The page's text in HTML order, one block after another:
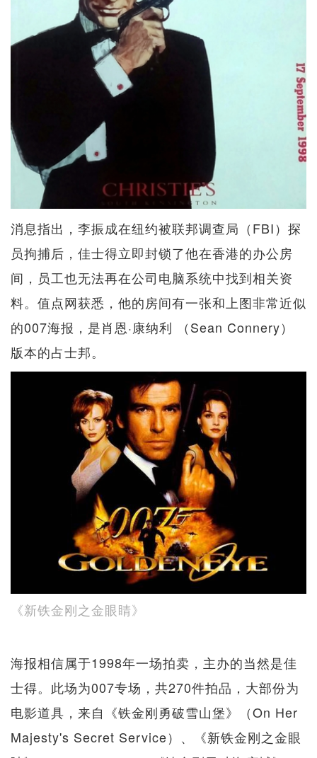
消息指出，李振成在纽约被联邦调查局（FBI）探
员拘捕后，佳士得立即封锁了他在香港的办公房
间，员工也无法再在公司电脑系统中找到相关资
料。值点网获悉，他的房间有一张和上图非常近似
的007海报，是肖恩·康纳利 （Sean Connery）
版本的占士邦。
《新铁金刚之金眼睛》
海报相信属于1998年一场拍卖，主办的当然是佳
士得。此场为007专场，共270件拍品，大部份为
电影道具，来自《铁金刚勇破雪山堡》（On Her
Majesty's Secret Service）、《新铁金刚之金眼